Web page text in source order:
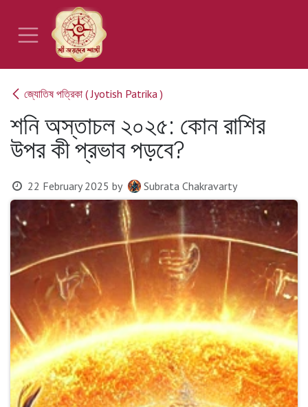
Skip to Content
জ্যোতিষ পত্রিকা ( Jyotish Patrika )
শনি অস্তাচল ২০২৫: কোন রাশির
উপর কী প্রভাব পড়বে?
22 February 2025 by Subrata Chakravarty